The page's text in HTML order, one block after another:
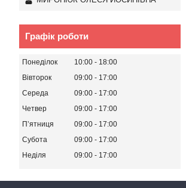
Графік роботи
Понеділок 10:00
18:00
Вівторок
09:00
17:00
Середа
09:00
17:00
Четвер
09:00
17:00
Пʼятниця
09:00
17:00
Субота
09:00
17:00
Неділя
09:00 17:00